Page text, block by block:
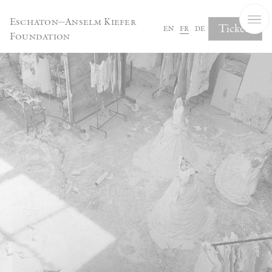
Eschaton—Anselm Kiefer
Foundation
en fr de Tickets